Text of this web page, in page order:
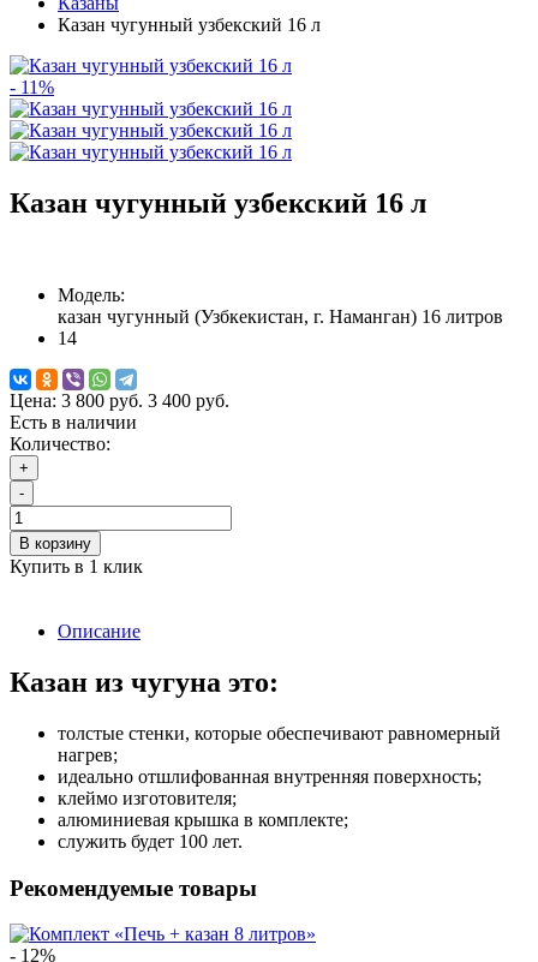
Казан чугунный узбекский 16 л
- 11%
Казан чугунный узбекский 16 л
Модель:
казан чугунный (Узбкекистан, г. Наманган) 16 литров
14
Цена: 3 800 руб. 3 400 руб.
Есть в наличии
Количество:
+
-
В корзину
Купить в 1 клик
Описание
Казан из чугуна это:
толстые стенки, которые обеспечивают равномерный
нагрев;
идеально отшлифованная внутренняя поверхность;
клеймо изготовителя;
алюминиевая крышка в комплекте;
служить будет 100 лет.
Рекомендуемые товары
- 12%